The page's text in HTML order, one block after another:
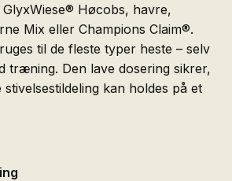
Høcobs, havre,
Mix eller Champions Claim®.
til de fleste typer heste – selv
træning. Den lave dosering sikrer,
stivelses­tildeling kan holdes på et